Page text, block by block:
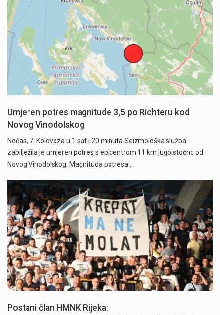
Umjeren potres magnitude 3,5 po Richteru kod
Novog Vinodolskog
Noćas, 7. Kolovoza u 1 sat i 20 minuta Seizmološka služba
zabilježila je umjeren potres s epicentrom 11 km jugoistočno od
Novog Vinodolskog. Magnituda potresa…
Započela je prodaja članskih iskaznica i pretplate" />
Postani član HMNK Rijeka: